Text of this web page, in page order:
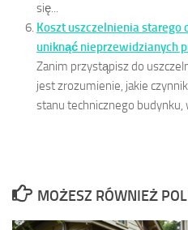
się...
Koszt uszczelnienia starego
uniknąć nieprzewidzianych
Zanim przystąpisz do
jest zrozumienie, jakie
stanu technicznego budynku,
MOŻESZ RÓWNIEŻ